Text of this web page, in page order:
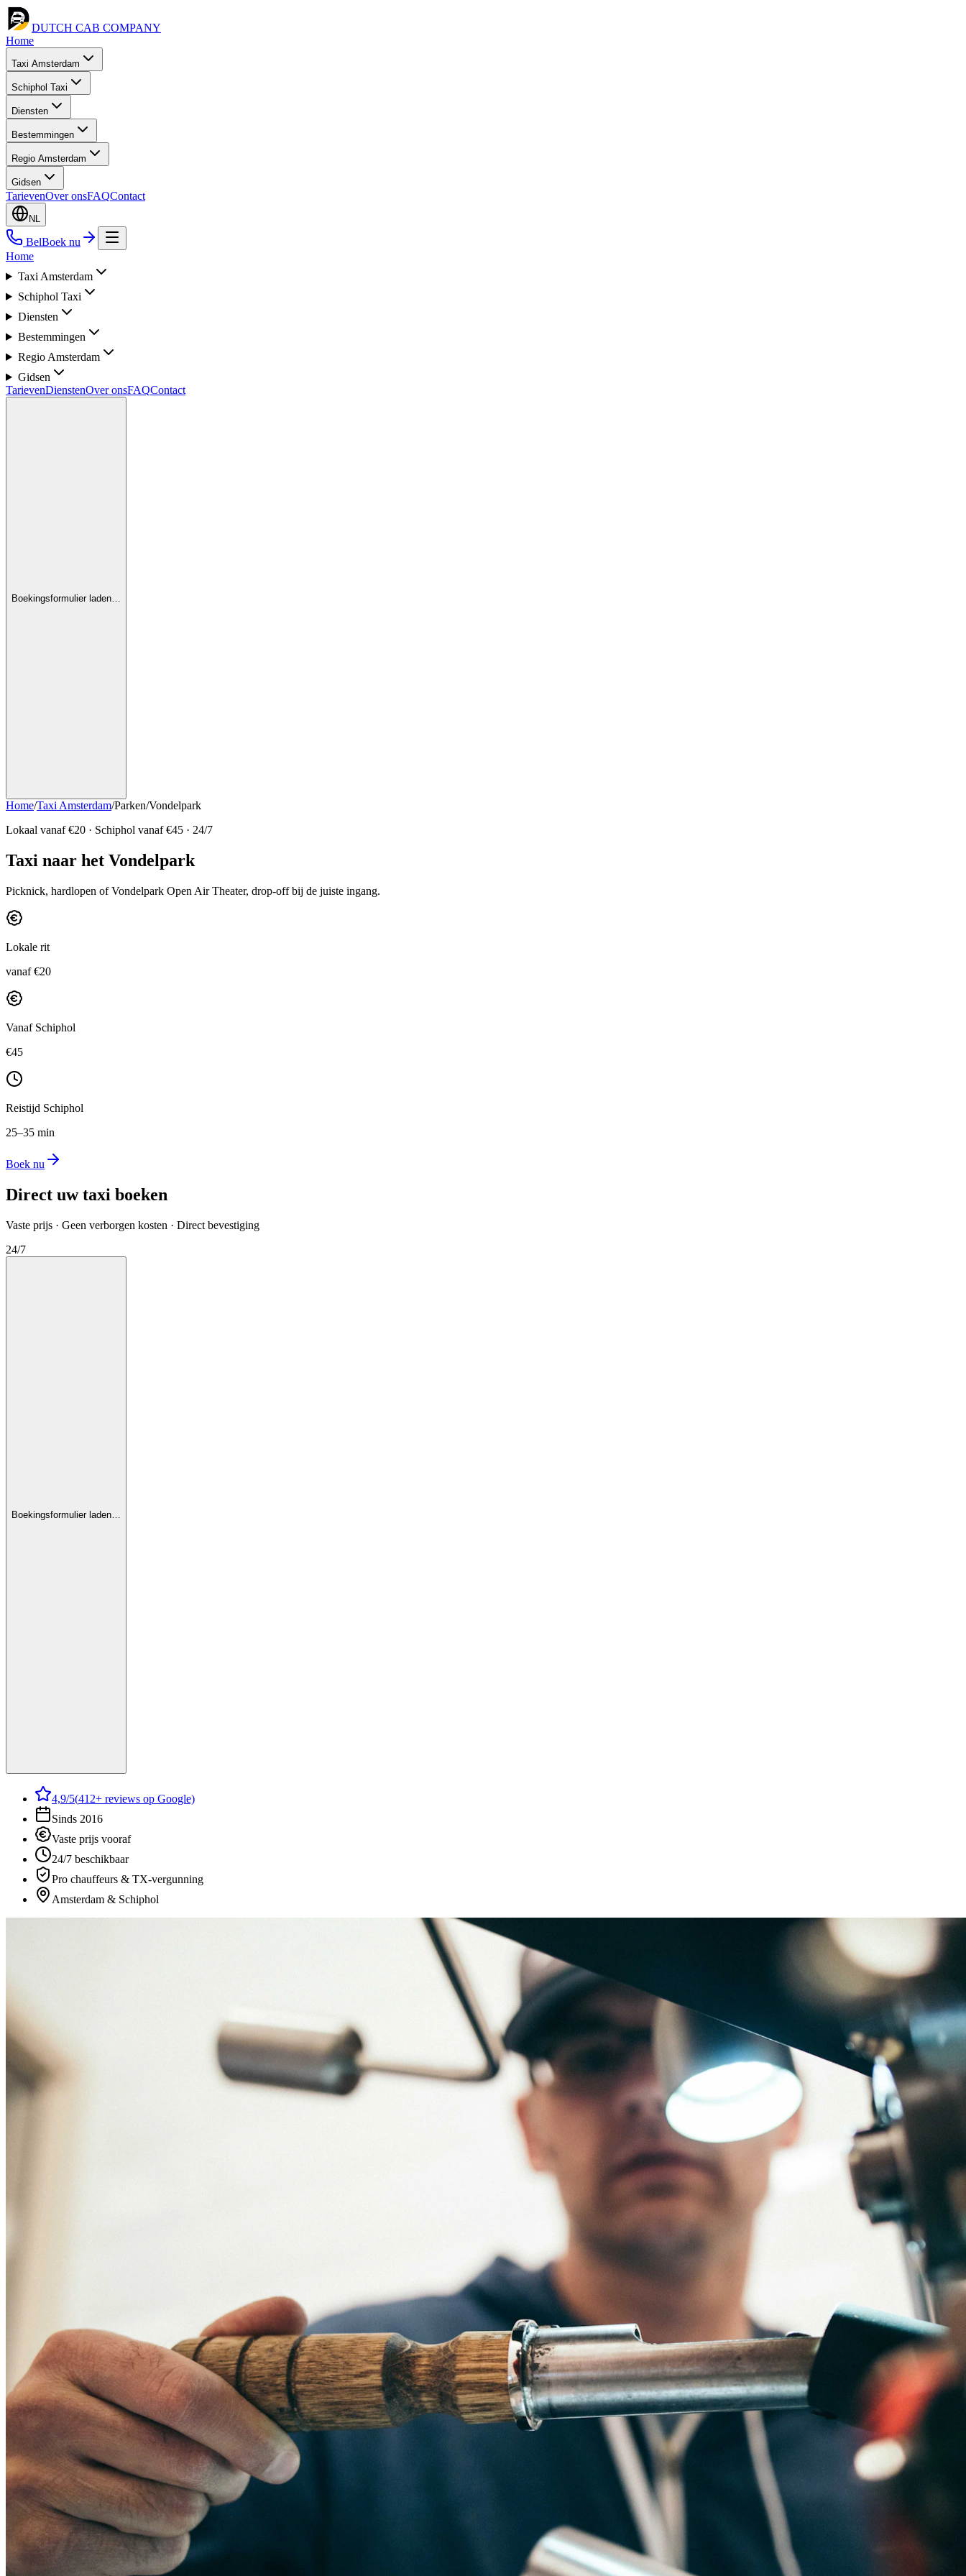
DUTCH CAB COMPANY
Home
Taxi Amsterdam
Schiphol Taxi
Diensten
Bestemmingen
Regio Amsterdam
Gidsen
TarievenOver onsFAQContact
NL
BelBoek nu
Home
Taxi Amsterdam
Schiphol Taxi
Diensten
Bestemmingen
Regio Amsterdam
Gidsen
TarievenDienstenOver onsFAQContact
Boekingsformulier laden…
Home/Taxi Amsterdam/Parken/Vondelpark
Lokaal vanaf €20 · Schiphol vanaf €45 · 24/7
Taxi naar het Vondelpark
Picknick, hardlopen of Vondelpark Open Air Theater, drop-off bij de juiste ingang.
Lokale rit
vanaf €20
Vanaf Schiphol
€45
Reistijd Schiphol
25–35 min
Boek nu
Direct uw taxi boeken
Vaste prijs · Geen verborgen kosten · Direct bevestiging
24/7
Boekingsformulier laden…
4,9/5(412+ reviews op Google)
Sinds 2016
Vaste prijs vooraf
24/7 beschikbaar
Pro chauffeurs & TX-vergunning
Amsterdam & Schiphol